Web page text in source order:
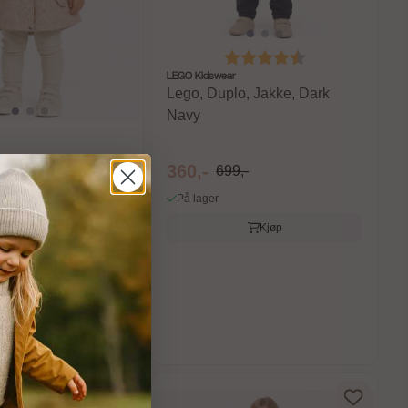
Ada barn,
Kjøp
Karakter:
LEGO Kidswear
Lego, Duplo, Jakke, Dark
Navy
360,- 699,-
På lager
Kjøp